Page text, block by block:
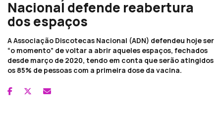
Nacional defende reabertura
dos espaços
A Associação Discotecas Nacional (ADN) defendeu hoje ser
“o momento” de voltar a abrir aqueles espaços, fechados
desde março de 2020, tendo em conta que serão atingidos
os 85% de pessoas com a primeira dose da vacina.